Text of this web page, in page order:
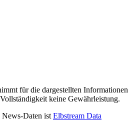
für die dargestellten Informationen
keine Gewährleistung.
Daten ist Elbstream Data